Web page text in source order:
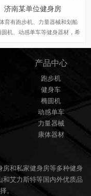
济南某单位健身房
育有跑步机、力量器械和划船
圆机、动感单车等健身器材，希
产品中心
跑步机
健身车
椭圆机
动感单车
力量器械
康体器材
和私家健身房等多种健身
和艾力斯特等国内外优质品
。